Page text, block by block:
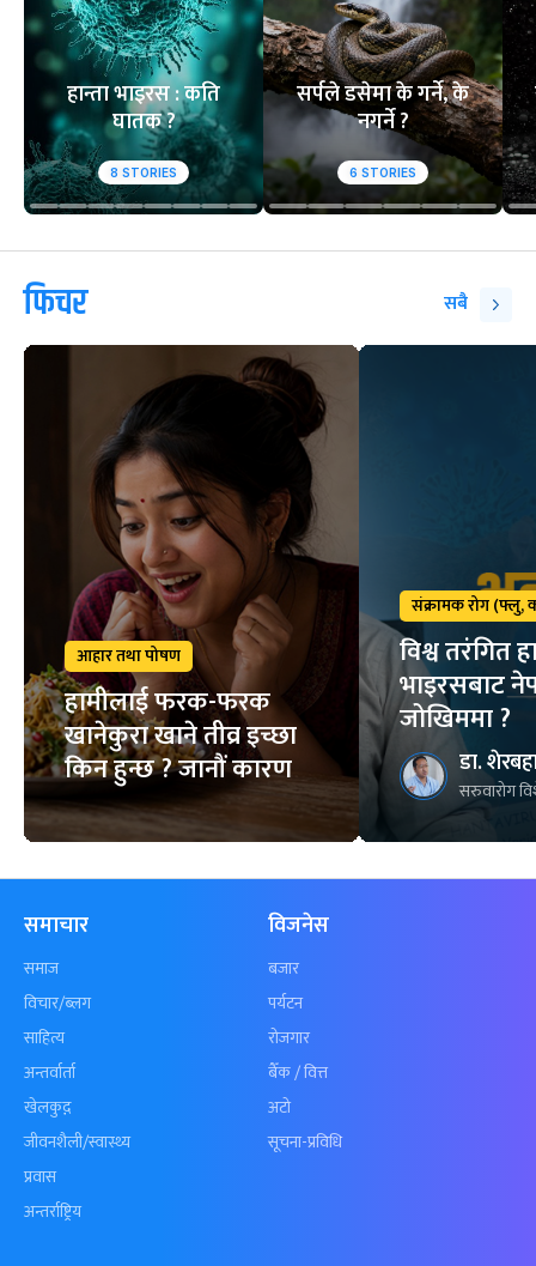
हान्ता भाइरस : कति
घातक ?
8 STORIES
सर्पले डसेमा के गर्ने, के
नगर्ने ?
6 STORIES
फिचर सबै
आहार तथा पोषण
हामीलाई फरक-फरक
खानेकुरा खाने तीव्र इच्छा
किन हुन्छ ? जानौं कारण
संक्रामक रोग (फ्लु,
विश्व तरंगित
भाइरसबाट
जोखिममा ?
डा.
सरुवारोग
समाचार
समाज
विचार/ब्लग
साहित्य
अन्तर्वार्ता
खेलकुद़़
जीवनशैली/स्वास्थ्य
प्रवास
अन्तर्राष्ट्रिय
विजनेस
बजार
पर्यटन
रोजगार
बैँक / वित्त
अटो
सूचना-प्रविधि